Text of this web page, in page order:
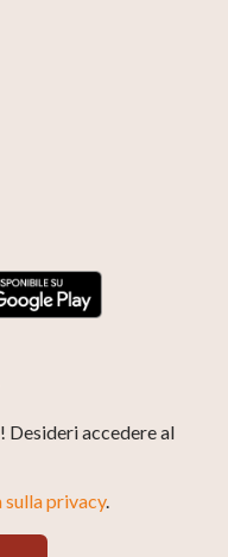
Dio è davvero felice
Desideri accedere al
privacy.